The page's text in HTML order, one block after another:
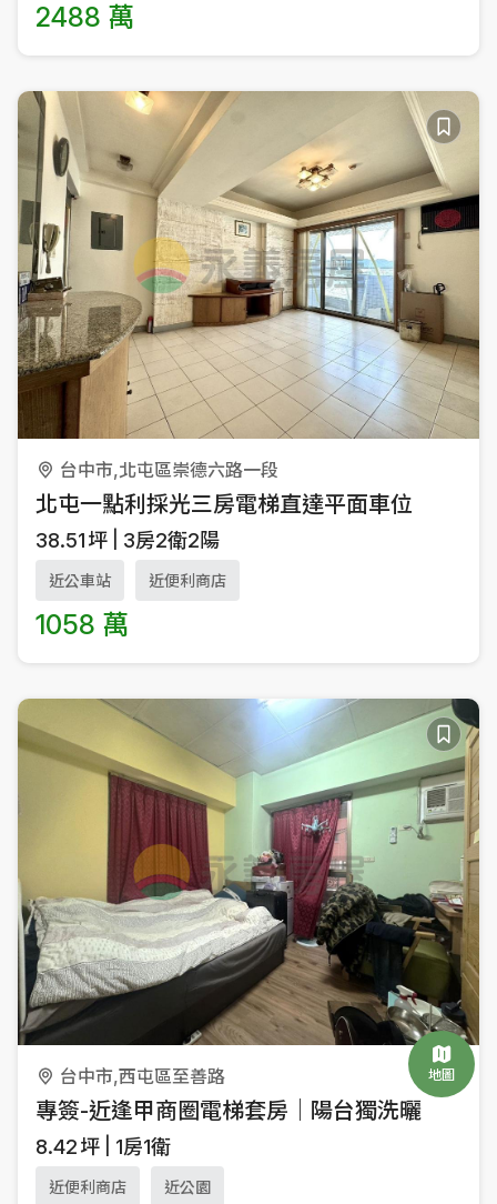
2488 萬
台中市,北屯區崇德六路一段
北屯一點利採光三房電梯直達平面車位
38.51坪 3房2衛2陽
近公車站 近便利商店
1058 萬
台中市,西屯區至善路
專簽-近逢甲商圈電梯套房｜陽台獨洗曬
8.42坪 1房1衛
近便利商店 近公園
地圖